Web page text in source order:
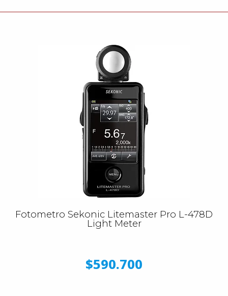
Fotometro Sekonic Litemaster Pro L-478D
Light Meter
$590.700